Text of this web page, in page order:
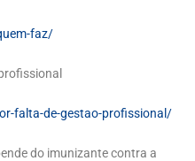
faz/
falta-de-gestao-profissional/
do imunizante contra a